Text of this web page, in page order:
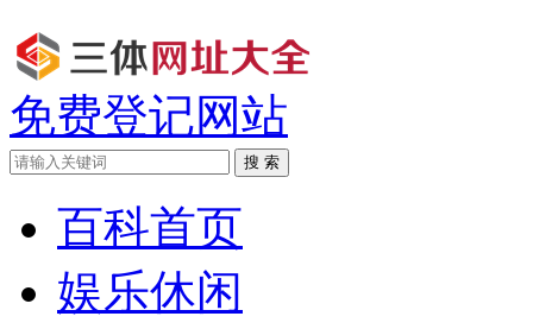
免费登记网站
搜 索
百科首页
娱乐休闲